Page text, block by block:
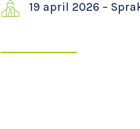
19 april 2026 –
———————